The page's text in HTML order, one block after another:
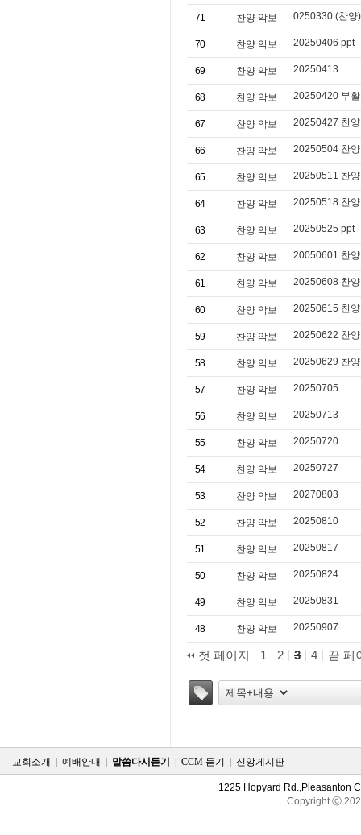
71 찬양 악보 0250330 (찬양
70 찬양 악보 20250406 ppt
69 찬양 악보 20250413
68 찬양 악보 20250420 부
67 찬양 악보 20250427 찬
66 찬양 악보 20250504 찬
65 찬양 악보 20250511 찬양
64 찬양 악보 20250518 찬
63 찬양 악보 20250525 ppt
62 찬양 악보 20050601 찬양
61 찬양 악보 20250608 찬양
60 찬양 악보 20250615 찬양
59 찬양 악보 20250622 찬양
58 찬양 악보 20250629 찬양
57 찬양 악보 20250705
56 찬양 악보 20250713
55 찬양 악보 20250720
54 찬양 악보 20250727
53 찬양 악보 20270803
52 찬양 악보 20250810
51 찬양 악보 20250817
50 찬양 악보 20250824
49 찬양 악보 20250831
48 찬양 악보 20250907
첫 페이지 1 2 3 4
끝 페
교회소개 예배안내 말씀다시듣기 CCM 듣기 신앙게시판
1225 Hopyard Rd.,Pleasanton
Copyright ⓒ